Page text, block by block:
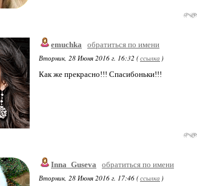
emuchka
обратиться по имени
Вторник, 28 Июня 2016 г. 16:32 (ссылка )
Как же прекрасно!!! Спасибоньки!!!
Inna_Guseva
обратиться по имени
Вторник, 28 Июня 2016 г. 17:46 (ссылка )